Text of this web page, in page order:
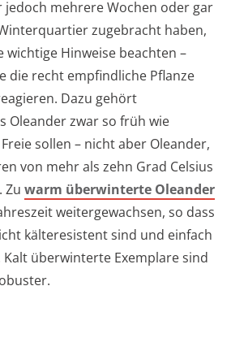
jedoch mehrere Wochen oder gar
zugebracht haben,
wichtige Hinweise beachten –
die recht empfindliche Pflanze
Dazu gehört
Oleander zwar so früh wie
sollen – nicht aber Oleander,
von mehr als zehn Grad Celsius
Zu warm überwinterte Oleander
weitergewachsen, so dass
kälteresistent sind und einfach
überwinterte Exemplare sind